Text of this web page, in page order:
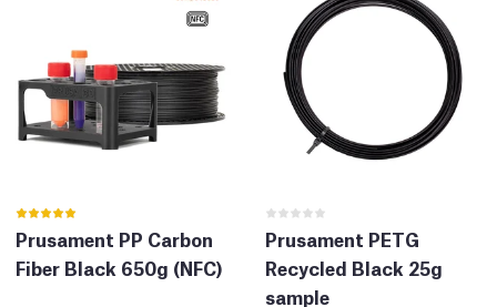
Prusament PP Carbon
Fiber Black 650g (NFC)
Prusament PETG
Recycled Black 25g
sample